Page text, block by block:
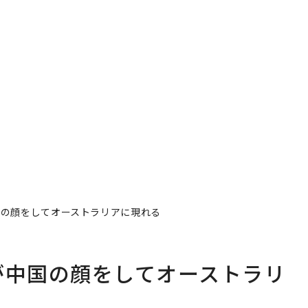
顔をしてオーストラリアに現れる
国の顔をしてオーストラリ